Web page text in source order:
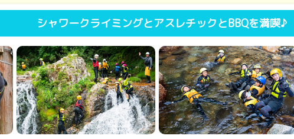
シャワークライミングとアスレチックとBBQを満喫♪